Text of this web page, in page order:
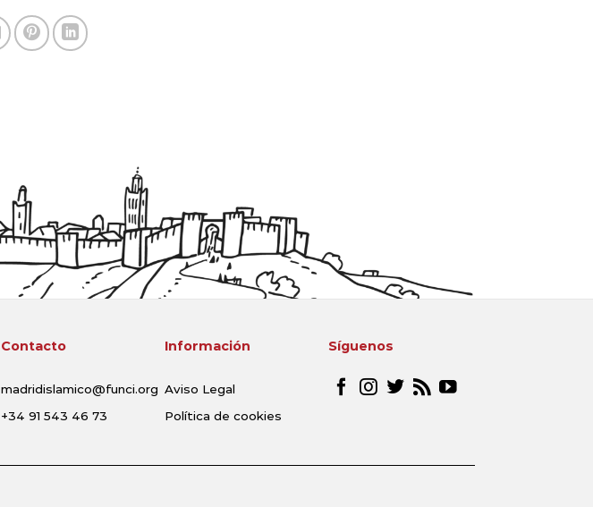
Contacto
madridislamico@funci.org
+34 91 543 46 73
Información
Aviso Legal
Política de cookies
Síguenos